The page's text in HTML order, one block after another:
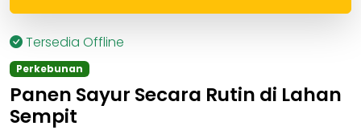
Tersedia Offline
Perkebunan
Panen Sayur Secara Rutin di Lahan
Sempit